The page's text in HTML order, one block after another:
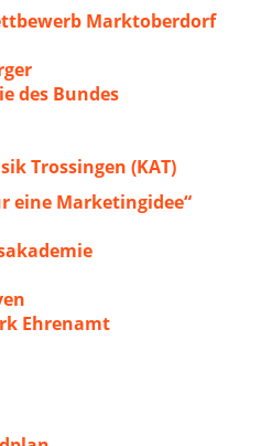
Marktoberdorf
des Bundes
Trossingen (KAT)
eine Marketingidee“
Ehrenamt